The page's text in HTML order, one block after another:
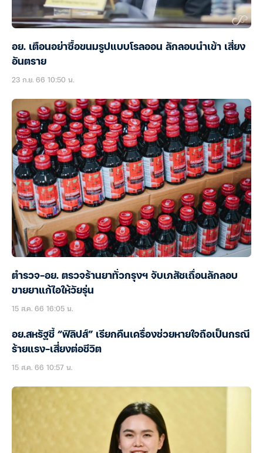
อย. เตือนอย่าซื้อขนมรูปแบบโรลออน ลักลอบนำเข้า เสี่ยง
อันตราย
23 ก.ย. 66 10:50 น.
ตำรวจ-อย. ตรวจร้านยาทั่วกรุงฯ จับเภสัชเถื่อนลักลอบ
ขายยาแก้ไอให้วัยรุ่น
15 ส.ค. 66 16:05 น.
อย.สหรัฐชี้ “ฟิลิปส์” เรียกคืนเครื่องช่วยหายใจถือเป็นกรณี
ร้ายแรง-เสี่ยงต่อชีวิต
15 ส.ค. 66 10:57 น.